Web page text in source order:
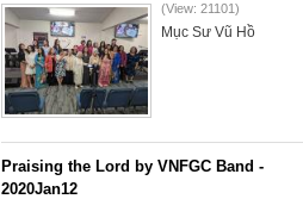
(View: 21101)
Mục Sư Vũ Hồ
Praising the Lord by VNFGC Band -
2020Jan12